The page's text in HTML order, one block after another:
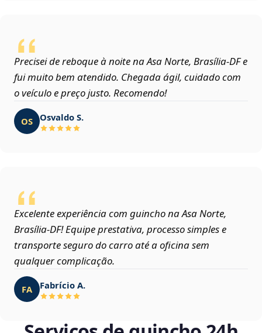
Precisei de reboque à noite na Asa Norte, Brasília‑DF e
fui muito bem atendido. Chegada ágil, cuidado com
o veículo e preço justo. Recomendo!
OS Osvaldo S.
Excelente experiência com guincho na Asa Norte,
Brasília‑DF! Equipe prestativa, processo simples e
transporte seguro do carro até a oficina sem
qualquer complicação.
FA Fabrício A.